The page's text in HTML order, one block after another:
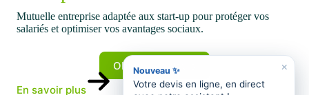
Mutuelle entreprise adaptée aux start-up pour protéger vos
salariés et optimiser vos avantages sociaux.
Obtenir un devis
En savoir plus
×
Nouveau ✨
Votre devis en ligne, en direct